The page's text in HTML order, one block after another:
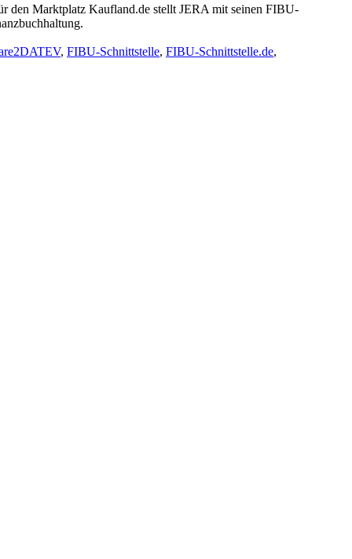
den Marktplatz Kaufland.de stellt JERA mit seinen FIBU-
, FIBU-Schnittstelle, FIBU-Schnittstelle.de,